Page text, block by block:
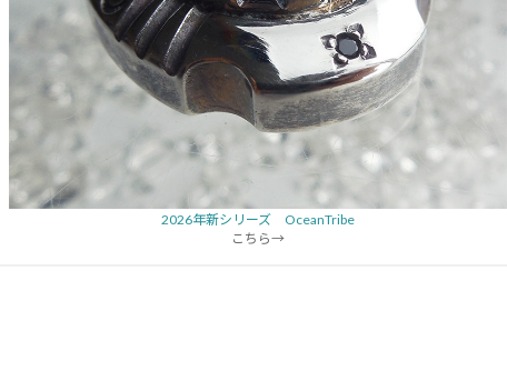
2026年新シリーズ OceanTribe
こちら→